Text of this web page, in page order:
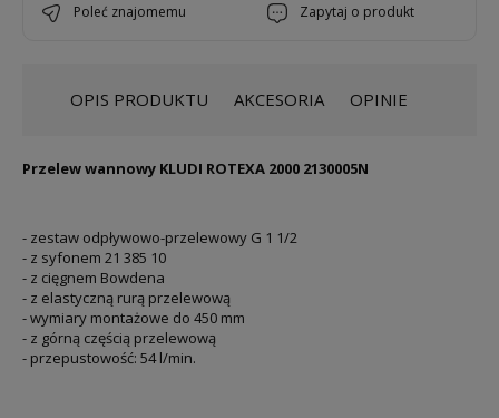
poleć znajomemu zapytaj o produkt
OPIS PRODUKTU AKCESORIA OPINIE
Przelew wannowy KLUDI ROTEXA 2000 2130005N
- zestaw odpływowo-przelewowy G 1 1/2
- z syfonem 21 385 10
- z cięgnem Bowdena
- z elastyczną rurą przelewową
- wymiary montażowe do 450 mm
- z górną częścią przelewową
- przepustowość: 54 l/min.